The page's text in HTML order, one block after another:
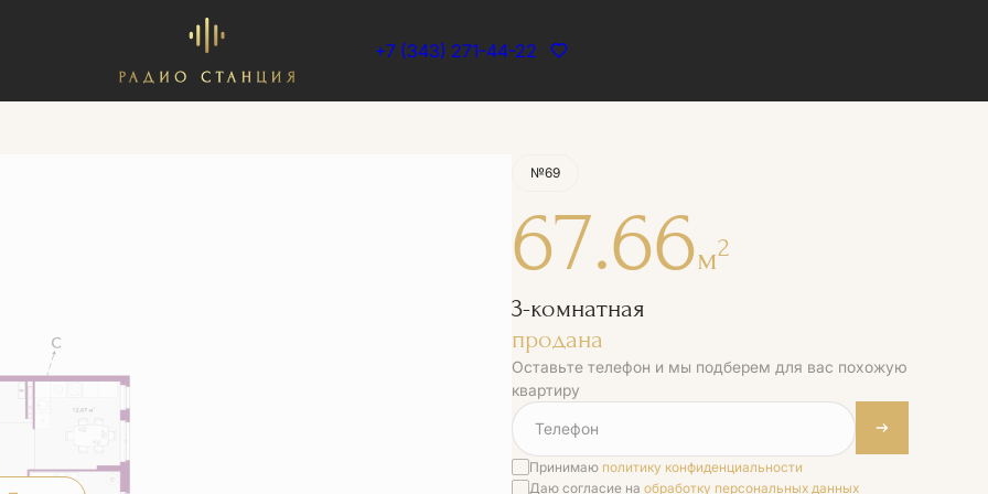
+7 (343) 271-44-22
№69
67.66м2
3-комнатная
продана
Оставьте телефон и мы подберем для вас похожую
квартиру
Принимаю политику конфиденциальности
Даю согласие на обработку персональных данных